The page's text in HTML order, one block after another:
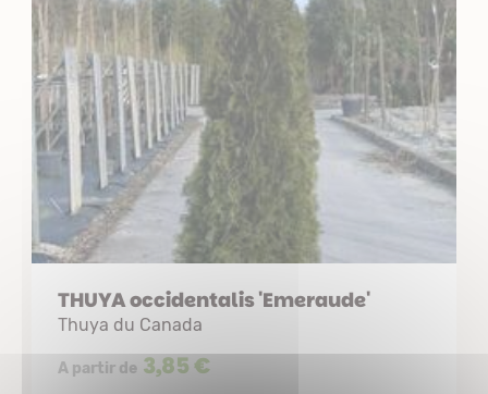
THUYA occidentalis 'Emeraude'
Thuya du Canada
A partir de 3,85 €